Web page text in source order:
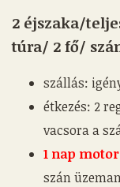
2 éjszaka/
túra/ 2 fő/
szállás:
étkezés: 2
vacsora a
1 nap
szán